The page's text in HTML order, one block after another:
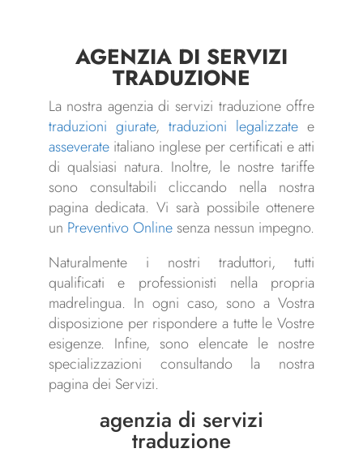
AGENZIA DI SERVIZI
TRADUZIONE
La nostra agenzia di servizi traduzione offre
traduzioni giurate,traduzioni legalizzate e
asseverateitaliano inglese per certificati e atti
di qualsiasi natura. Inoltre, le nostre tariffe
sono consultabili cliccando nella nostra
pagina dedicata. Vi sarà possibile ottenere
un Preventivo Onlinesenza nessun impegno.
Naturalmente i nostri traduttori, tutti
qualificati e professionisti nella propria
madrelingua. In ogni caso, sono a Vostra
disposizione per rispondere a tutte le Vostre
esigenze. Infine, sono elencate le nostre
specializzazioni consultando la nostra
pagina dei Servizi.
agenzia di servizi
traduzione